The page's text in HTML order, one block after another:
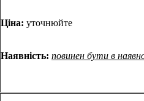
Ціна: уточнюйте
Наявність: повинен бути в